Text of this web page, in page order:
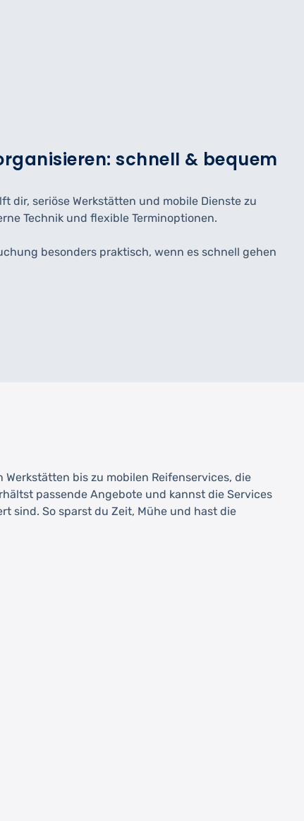
schnell & bequem
dir, seriöse Werkstätten und mobile Dienste zu
Technik und flexible Terminoptionen.
besonders praktisch, wenn es schnell gehen
bis zu mobilen Reifenservices, die
passende Angebote und kannst die Services
sind. So sparst du Zeit, Mühe und hast die